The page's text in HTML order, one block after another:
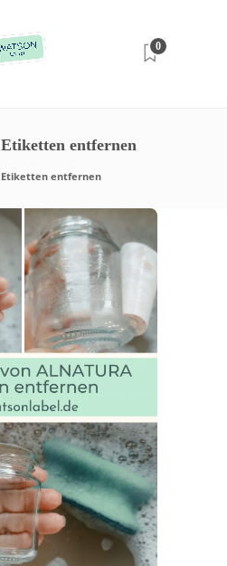
0
Etiketten entfernen
Etiketten entfernen